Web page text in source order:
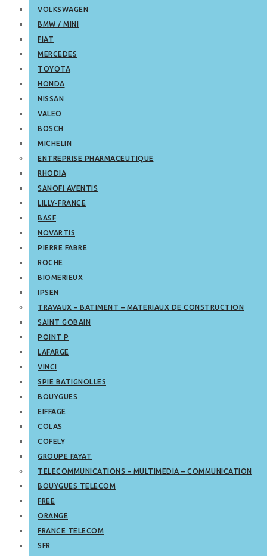
VOLKSWAGEN
BMW / MINI
FIAT
MERCEDES
TOYOTA
HONDA
NISSAN
VALEO
BOSCH
MICHELIN
ENTREPRISE PHARMACEUTIQUE
RHODIA
SANOFI AVENTIS
LILLY-FRANCE
BASF
NOVARTIS
PIERRE FABRE
ROCHE
BIOMERIEUX
IPSEN
TRAVAUX – BATIMENT – MATERIAUX DE CONSTRUCTION
SAINT GOBAIN
POINT P
LAFARGE
VINCI
SPIE BATIGNOLLES
BOUYGUES
EIFFAGE
COLAS
COFELY
GROUPE FAYAT
TELECOMMUNICATIONS – MULTIMEDIA – COMMUNICATION
BOUYGUES TELECOM
FREE
ORANGE
FRANCE TELECOM
SFR